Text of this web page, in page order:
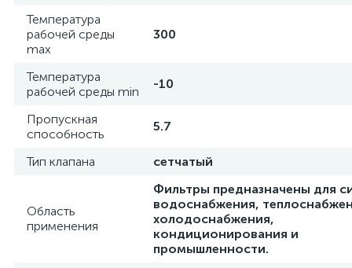
Температура
рабочей среды
max
300
Температура
рабочей среды min
-10
Пропускная
способность
5.7
Тип клапана сетчатый
Область
применения
Фильтры предназначены для
водоснабжения,
холодоснабжения,
кондиционирования и
промышленности.